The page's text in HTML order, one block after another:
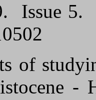
Issue 5.
0502
of
-